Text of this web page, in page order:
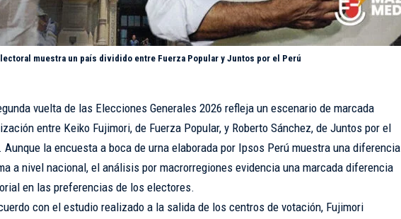
muestra un país dividido entre Fuerza Popular y Juntos por el Perú
vuelta de las Elecciones Generales 2026 refleja un escenario de marcada
entre Keiko Fujimori, de Fuerza Popular, y Roberto Sánchez, de Juntos por el
Aunque la encuesta a boca de urna elaborada por Ipsos Perú muestra una diferencia
a nivel nacional, el análisis por macrorregiones evidencia una marcada diferencia
en las preferencias de los electores.
con el estudio realizado a la salida de los centros de votación, Fujimori